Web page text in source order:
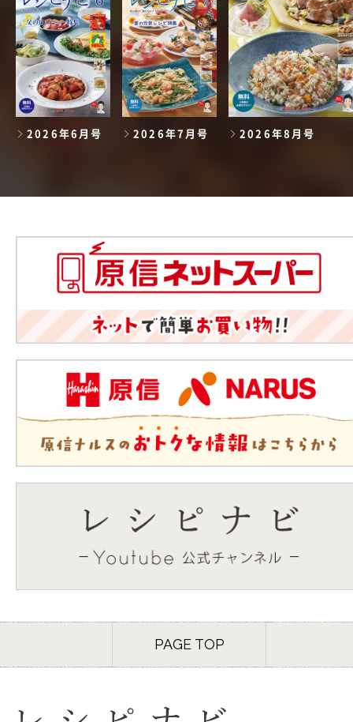
2026年6月号 2026年7月号 2026年8月号
PAGE TOP